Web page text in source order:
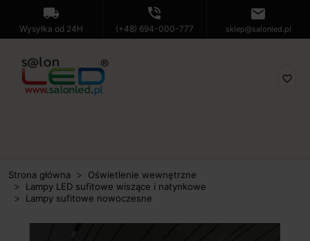
local_shipping
Wysyłka od 24H
phone_in_talk
(+48) 694-000-777
mail
sklep@salonled.pl
favorite_border
Strona główna
Oświetlenie wewnętrzne
Lampy LED sufitowe wiszące i natynkowe
Lampy sufitowe nowoczesne